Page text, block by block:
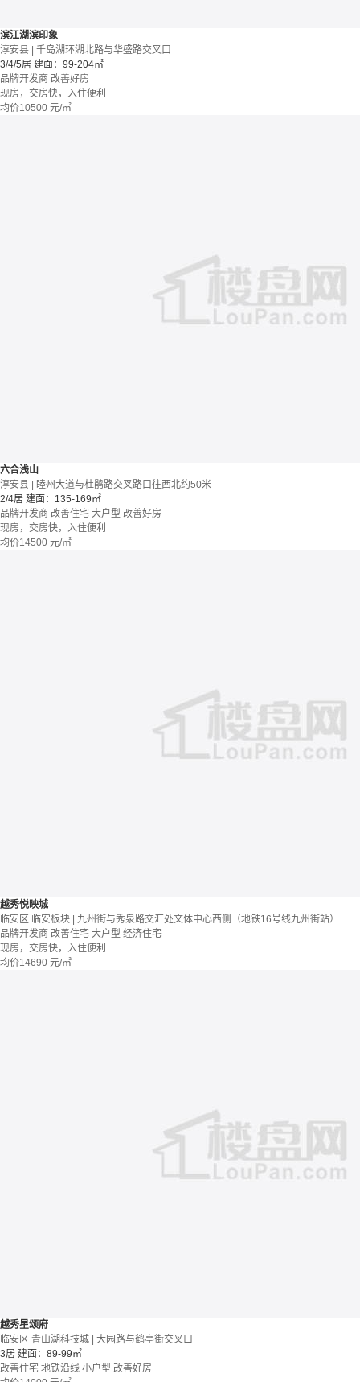
滨江湖滨印象
淳安县 | 千岛湖环湖北路与华盛路交叉口
3/4/5居 建面：99-204㎡
品牌开发商 改善好房
现房，交房快，入住便利
均价10500 元/㎡
六合浅山
淳安县 | 睦州大道与杜鹃路交叉路口往西北约50米
2/4居 建面：135-169㎡
品牌开发商 改善住宅 大户型 改善好房
现房，交房快，入住便利
均价14500 元/㎡
越秀悦映城
临安区 临安板块 | 九州街与秀泉路交汇处文体中心西侧（地铁16号线九州街站）
品牌开发商 改善住宅 大户型 经济住宅
现房，交房快，入住便利
均价14690 元/㎡
越秀星颂府
临安区 青山湖科技城 | 大园路与鹤亭街交叉口
3居 建面：89-99㎡
改善住宅 地铁沿线 小户型 改善好房